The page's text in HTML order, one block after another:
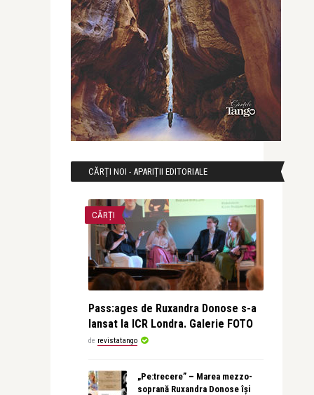
CĂRȚI NOI - APARIȚII EDITORIALE
CĂRȚI
Pass:ages de Ruxandra Donose s-a
lansat la ICR Londra. Galerie FOTO
de revistatango
„Pe:trecere” – Marea mezzo-
soprană Ruxandra Donose își